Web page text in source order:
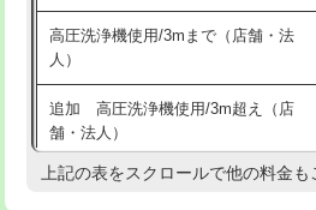
給水管工事※（土の掘削・埋め戻し作
業)
給水管工事※（塩ビ管（VP・HI）使
用/3ｍまで)
給水管工事※（塩ビ管（VP・HI）使
高圧洗浄機使用/3mまで（店舗・法
人）
追加 高圧洗浄機使用/3m超え（店
舗・法人）
高度高圧洗浄換
上記の表をスクロールで他の料金も